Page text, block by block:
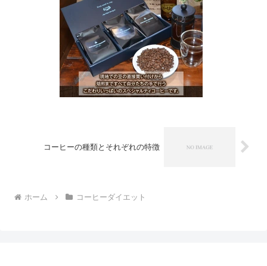
コーヒーの種類とそれぞれの特徴
ホーム コーヒーダイエット